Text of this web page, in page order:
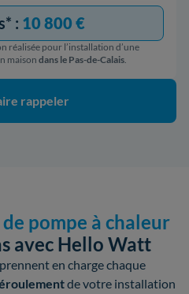
: 10 800 €
réalisée pour l’installation d’une
maison dans le Pas-de-Calais.
rappeler
pompe à chaleur
avec Hello Watt
prennent en charge chaque
de votre installation